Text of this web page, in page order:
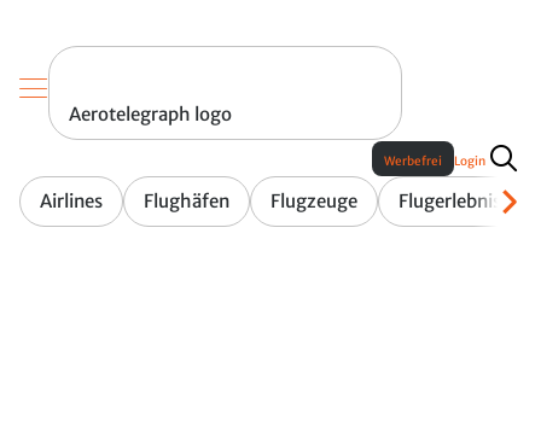
Aerotelegraph logo
Airlines Flughäfen Flugzeuge Flugerlebnis
Werbefrei Login